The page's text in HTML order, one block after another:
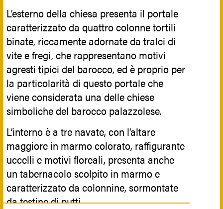
L’esterno della chiesa presenta il portale
caratterizzato da quattro colonne tortili
binate, riccamente adornate da tralci di
vite e fregi, che rappresentano motivi
agresti tipici del barocco, ed è proprio per
la particolarità di questo portale che
viene considerata una delle chiese
simboliche del barocco palazzolese.
L’interno è a tre navate, con l’altare
maggiore in marmo colorato, raffigurante
uccelli e motivi floreali, presenta anche
un tabernacolo scolpito in marmo e
caratterizzato da colonnine, sormontate
da testine di putti.